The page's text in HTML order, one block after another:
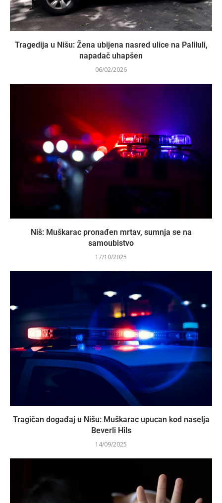
Tragedija u Nišu: Žena ubijena nasred ulice na Paliluli,
napadač uhapšen
06/02/2026
Niš: Muškarac pronađen mrtav, sumnja se na
samoubistvo
17/10/2025
Tragičan događaj u Nišu: Muškarac upucan kod naselja
Beverli Hils
14/09/2025